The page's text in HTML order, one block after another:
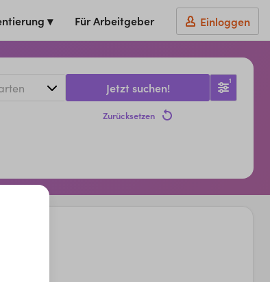
▾ Für Arbeitgeber Einloggen
1
Jetzt suchen!
Zurücksetzen